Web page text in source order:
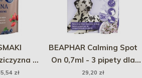
z
XS/S
zł
BEAPHAR Calming Spot
On 0,7ml - 3 pipety dla
psów PROMO Krótki
29,20 zł